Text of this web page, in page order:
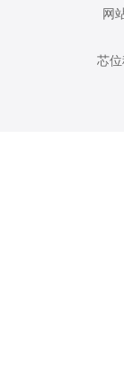
网
芯